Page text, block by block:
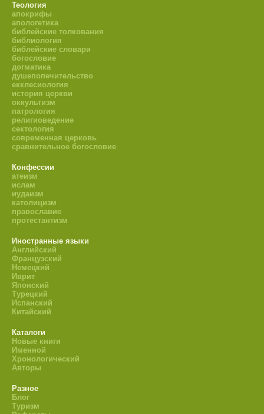
Теология
апокрифы
апологетика
библейские толкования
библиология
библейские словари
богословие
догматика
душепопечительство
екклесиология
история церкви
оккультизм
патрология
религиоведение
сектология
современная церковь
сравнительное богословие
Конфессии
атеизм
ислам
иудаизм
католицизм
православие
протестантизм
Иностранные языки
Английский
Французский
Немецкий
Иврит
Японский
Турецкий
Испанский
Китайский
Каталоги
Новые книги
Именной
Хронологический
Авторы
Разное
Блог
Туризм